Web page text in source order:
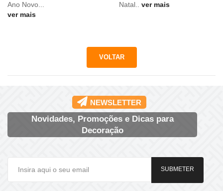
Ano Novo...
ver mais
Natal..
ver mais
NEWSLETTER
Novidades, Promoções e Dicas para
Decoração
SUBMETER